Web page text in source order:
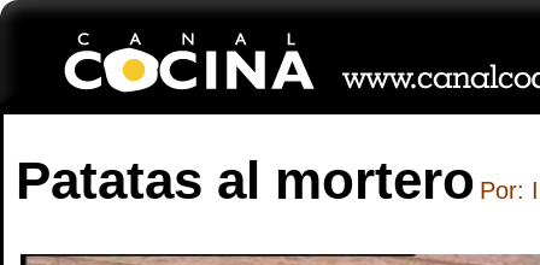
Patatas al mortero Por: